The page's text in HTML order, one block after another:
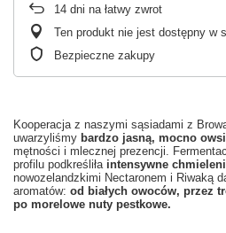
14 dni na łatwy zwrot
Ten produkt nie jest dostępny w
Bezpieczne zakupy
Kooperacja z naszymi sąsiadami z
uwarzyliśmy bardzo jasną, mocno
mętności i mlecznej prezencji.
profilu podkreśliła intensywne
nowozelandzkimi Nectaronem i Riwaką
aromatów: od białych owoców, przez
po morelowe nuty pestkowe.